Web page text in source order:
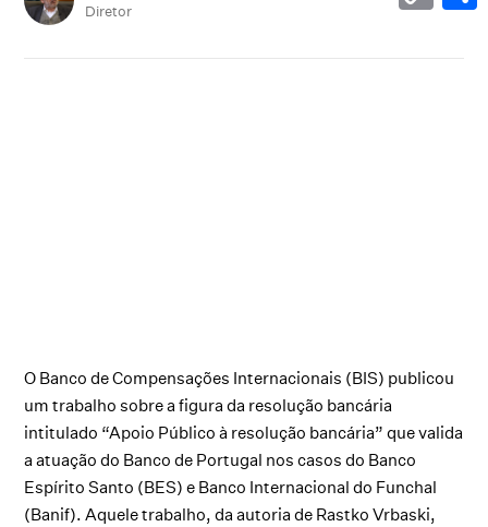
Diretor
O Banco de Compensações Internacionais (BIS) publicou
um trabalho sobre a figura da resolução bancária
intitulado “Apoio Público à resolução bancária” que valida
a atuação do Banco de Portugal nos casos do Banco
Espírito Santo (BES) e Banco Internacional do Funchal
(Banif). Aquele trabalho, da autoria de Rastko Vrbaski,